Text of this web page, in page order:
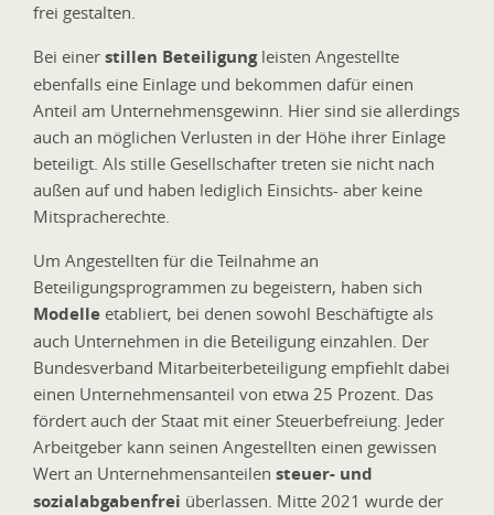
frei gestalten.
Bei einer stillen Beteiligungleisten Angestellte
ebenfalls eine Einlage und bekommen dafür einen
Anteil am Unternehmensgewinn. Hier sind sie allerdings
auch an möglichen Verlusten in der Höhe ihrer Einlage
beteiligt. Als stille Gesellschafter treten sie nicht nach
außen auf und haben lediglich Einsichts- aber keine
Mitspracherechte.
Um Angestellten für die Teilnahme an
Beteiligungsprogrammen zu begeistern, haben sich
Modelle etabliert, bei denen sowohl Beschäftigte als
auch Unternehmen in die Beteiligung einzahlen. Der
Bundesverband Mitarbeiterbeteiligung empfiehlt dabei
einen Unternehmensanteil von etwa 25 Prozent. Das
fördert auch der Staat mit einer Steuerbefreiung. Jeder
Arbeitgeber kann seinen Angestellten einen gewissen
Wert an Unternehmensanteilen steuer- und
sozialabgabenfrei überlassen. Mitte 2021 wurde der